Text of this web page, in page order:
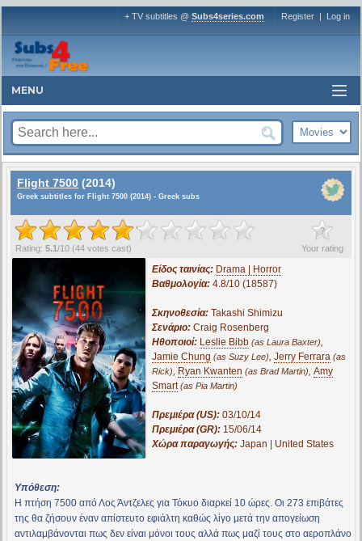
+ TV subtitles @ Subs4series.com Register | Log in
MENU
Flight 7500 (2014)
Greek subtitles for Flight 7500 (2014) - Greek subs
?
Your rating
Rating: 5.1/10 (44 votes cast)
Είδος ταινίας: Drama | Horror
Βαθμολογία: 4.8/10 (18587)
Σκηνοθεσία: Takashi Shimizu
Σενάριο: Craig Rosenberg
Ηθοποιοί: Leslie Bibb (as Laura Baxter),
Jamie Chung (as Suzy Lee), Jerry Ferrara (as
Rick), Ryan Kwanten (as Brad Martin), Amy
Smart (as Pia Martin)
Πρεμιέρα (US): 03/10/14
Πρεμιέρα (GR): 15/06/14
Χώρα παραγωγής: Japan | United States
Υπόθεση:
Η πτήση 7500 από Λος Άντζελες για Τόκυο διαρκεί 10 ώρες. Οι 273 επιβάτες
της θα ζήσουν έναν απίστευτο εφιάλτη καθώς λίγο μετά την απογείωση
αντιλαμβάνονται πως δεν είναι μόνοι τους αλλά πως μαζί τους στο αεροπλάνο